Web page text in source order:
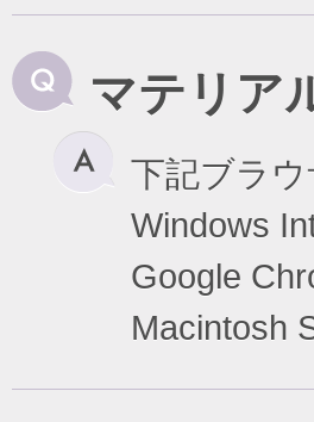
マテリア
下記ブラ
Windows
Google
Macintosh